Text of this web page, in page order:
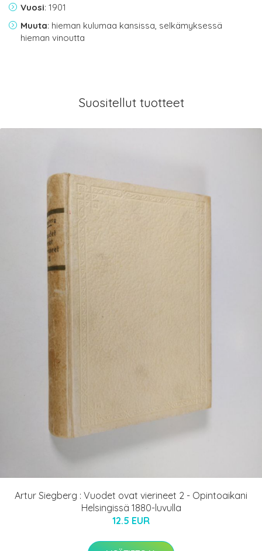
Vuosi: 1901
Muuta: hieman kulumaa kansissa, selkämyksessä
hieman vinoutta
Suositellut tuotteet
Artur Siegberg : Vuodet ovat vierineet 2 - Opintoaikani
Helsingissä 1880-luvulla
12.5 EUR